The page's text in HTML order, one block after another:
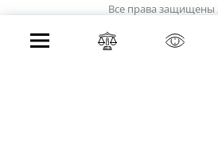
Все права защищены